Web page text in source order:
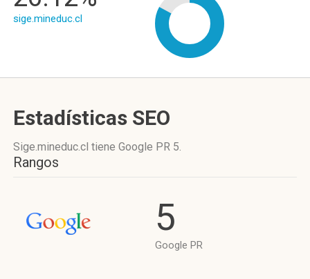
sige.mineduc.cl
Estadísticas SEO
Sige.mineduc.cl tiene Google PR 5.
Rangos
5
Google PR